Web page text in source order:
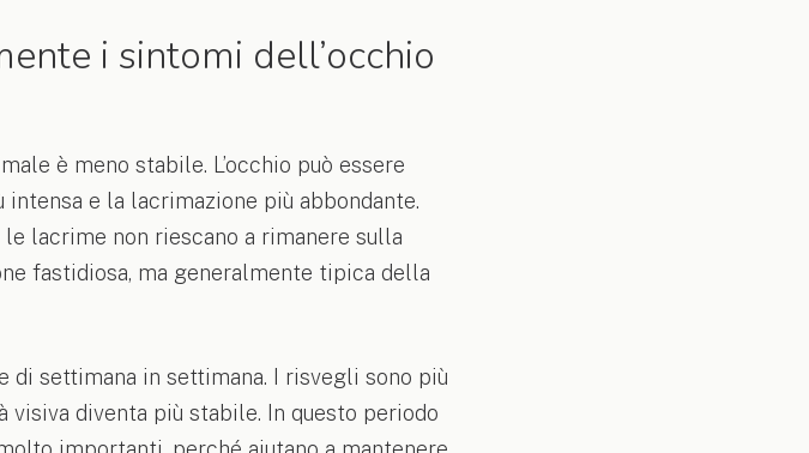
i sintomi dell’occhio
è meno stabile. L’occhio può essere
e la lacrimazione più abbondante.
lacrime non riescano a rimanere sulla
fastidiosa, ma generalmente tipica della
settimana in settimana. I risvegli sono più
diventa più stabile. In questo periodo